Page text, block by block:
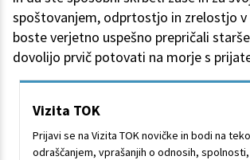
spoštovanjem, odprtostjo in zrelostjo
boste verjetno uspešno prepričali
dovolijo prvič potovati na morje s
Vizita TOK
Prijavi se na Vizita TOK novičke in bodi na
odraščanjem, vprašanjih o odnosih,